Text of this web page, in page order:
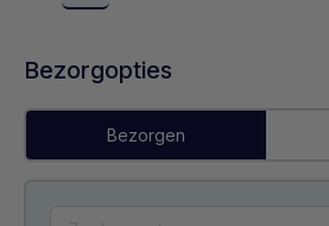
Bezorgopties
Bezorgen